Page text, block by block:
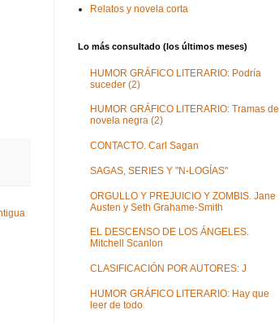
Relatos y novela corta
Lo más consultado (los últimos meses)
HUMOR GRÁFICO LITERARIO: Podría
suceder (2)
HUMOR GRÁFICO LITERARIO: Tramas de
novela negra (2)
CONTACTO. Carl Sagan
SAGAS, SERIES Y "N-LOGÍAS"
ORGULLO Y PREJUICIO Y ZOMBIS. Jane
Austen y Seth Grahame-Smith
EL DESCENSO DE LOS ÁNGELES.
Mitchell Scanlon
CLASIFICACIÓN POR AUTORES: J
HUMOR GRÁFICO LITERARIO: Hay que
leer de todo